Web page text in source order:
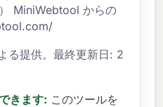
MiniWebtool からの
る提供。最終更新日: 2
きます: このツールを